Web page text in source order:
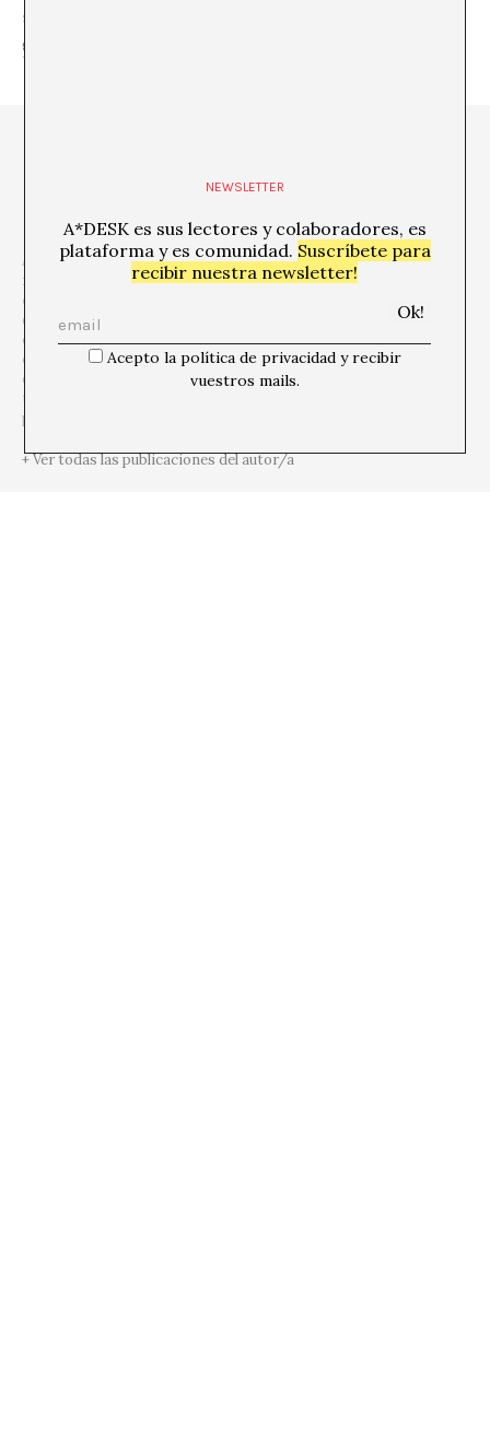
SHARE
A*DESK es unaplataforma crítica centrada en la edición, la
formación, la experimentación, la comunicación y la difusión
en relación a la cultura y el arte contemporáneos,
define desde la
. El punto de partida es el arte
contemporáneo, porque es de allí de donde venimos y esta
consciencia nos permite ir mucho más allá, incorporar otras
disciplinas y formas del pensamiento para hablar y debatir sobre
temas que son de relevancia y de urgencia para entender nuestro
presente.
+ Ver todas las publicaciones del autor/a
NEWSLETTER
A*DESK es sus lectores y colaboradores, es
plataforma y es comunidad. Suscríbete para
recibir nuestra newsletter!
Acepto la política de privacidad y recibir
vuestros mails.